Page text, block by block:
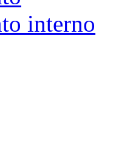
interno